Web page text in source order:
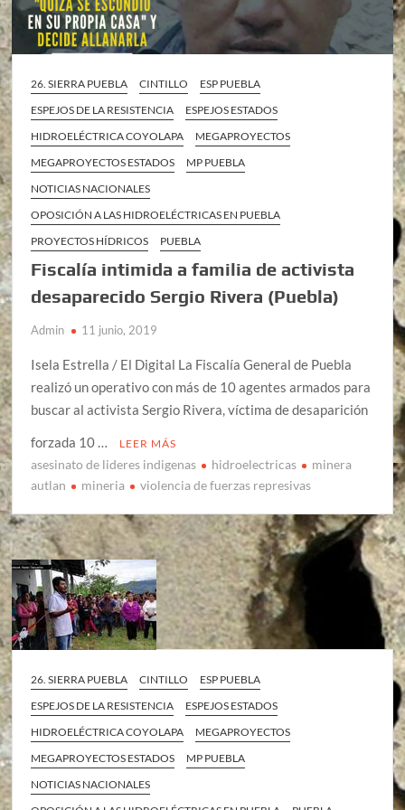
26. SIERRA PUEBLA CINTILLO
ESP PUEBLA
ESPEJOS DE LA RESISTENCIA
ESPEJOS ESTADOS
HIDROELÉCTRICA COYOLAPA
MEGAPROYECTOS
MEGAPROYECTOS ESTADOS
MP PUEBLA
NOTICIAS NACIONALES
OPOSICIÓN A LAS HIDROELÉCTRICAS EN PUEBLA
PROYECTOS HÍDRICOS
PUEBLA
Fiscalía intimida a familia de activista
desaparecido Sergio Rivera (Puebla)
Admin 11 junio, 2019
Isela Estrella / El Digital La Fiscalía General de Puebla
realizó un operativo con más de 10 agentes armados para
buscar al activista Sergio Rivera, víctima de desaparición
forzada 10 …
LEER MÁS
asesinato de lideres indigenas hidroelectricas
minera
autlan
mineria violencia de fuerzas represivas
26. SIERRA PUEBLA CINTILLO
ESP PUEBLA
ESPEJOS DE LA RESISTENCIA
ESPEJOS ESTADOS
HIDROELÉCTRICA COYOLAPA
MEGAPROYECTOS
MEGAPROYECTOS ESTADOS
MP PUEBLA
NOTICIAS NACIONALES